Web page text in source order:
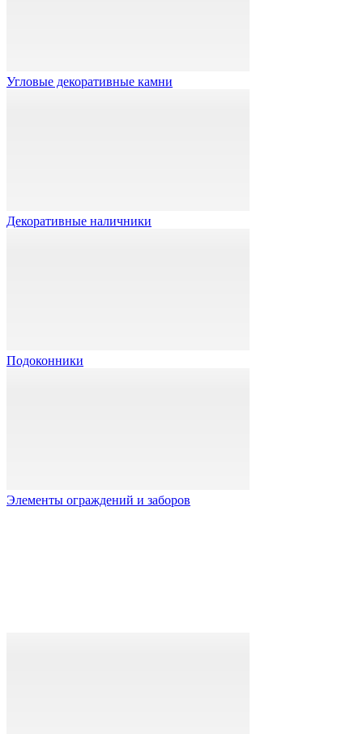
Угловые декоративные камни
Декоративные наличники
Подоконники
Элементы ограждений и заборов